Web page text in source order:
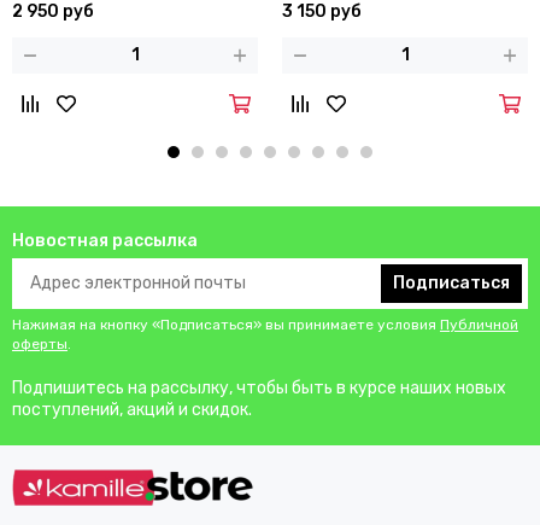
2 950 руб 3 150 руб
Новостная рассылка
Подписаться
Нажимая на кнопку «Подписаться» вы принимаете условия Публичной
оферты.
Подпишитесь на рассылку, чтобы быть в курсе наших новых
поступлений, акций и скидок.